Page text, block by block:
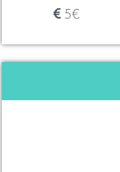
5€